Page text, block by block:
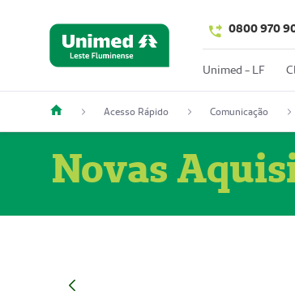
0800 970
Unimed - LF
Acesso Rápido Comunicação
Novas